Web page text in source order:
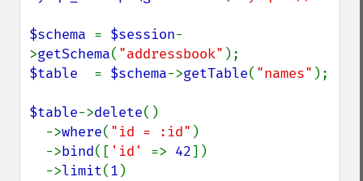
$schema = $session-
>getSchema( "addressbook"
$table = $schema->getTable( "names" );
$table->delete()
  ->
where( "id = :id" )
  ->
bind([ 'id' => 42])
  ->
limit(1 )